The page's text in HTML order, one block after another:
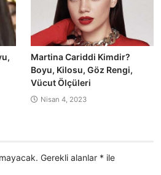
Martina Cariddi Kimdir?
Boyu, Kilosu, Göz Rengi,
Vücut Ölçüleri
Nisan 4, 2023
Gerekli alanlar * ile